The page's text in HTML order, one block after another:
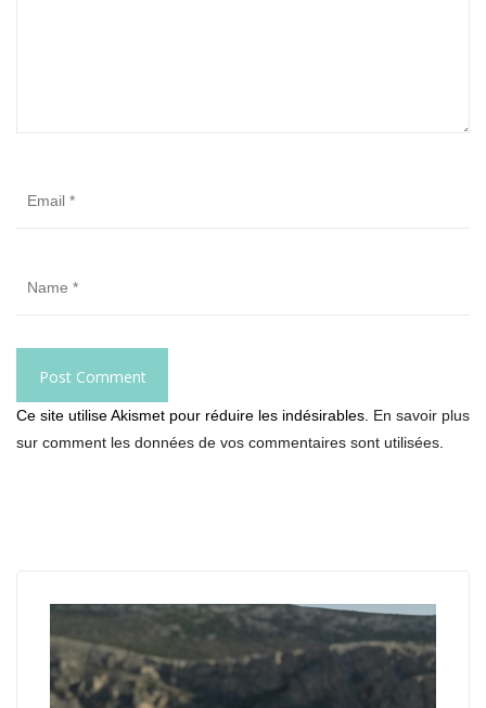
Ce site utilise Akismet pour réduire les indésirables. En savoir plus
sur comment les données de vos commentaires sont utilisées